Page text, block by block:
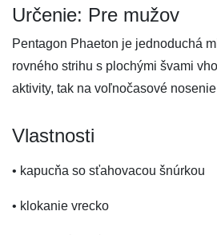
Určenie: Pre mužov
Pentagon Phaeton je jednoduchá
rovného strihu s plochými švami
aktivity, tak na voľnočasové
Vlastnosti
• kapucňa so sťahovacou šnúrkou
• klokanie vrecko